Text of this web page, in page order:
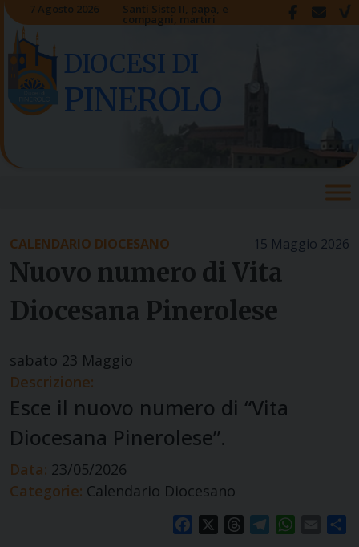
Skip
content DIOCESI DI
PINEROLO
7 Agosto 2026 Santi Sisto II, papa, e
compagni, martiri
15 Maggio 2026
CALENDARIO DIOCESANO
Nuovo numero di Vita
Diocesana Pinerolese
sabato 23 Maggio
Descrizione:
Esce il nuovo numero di “Vita
Diocesana Pinerolese”.
Data: 23/05/2026
Categorie: Calendario Diocesano
Facebook ThreadsTelegramWhatsApp
Email